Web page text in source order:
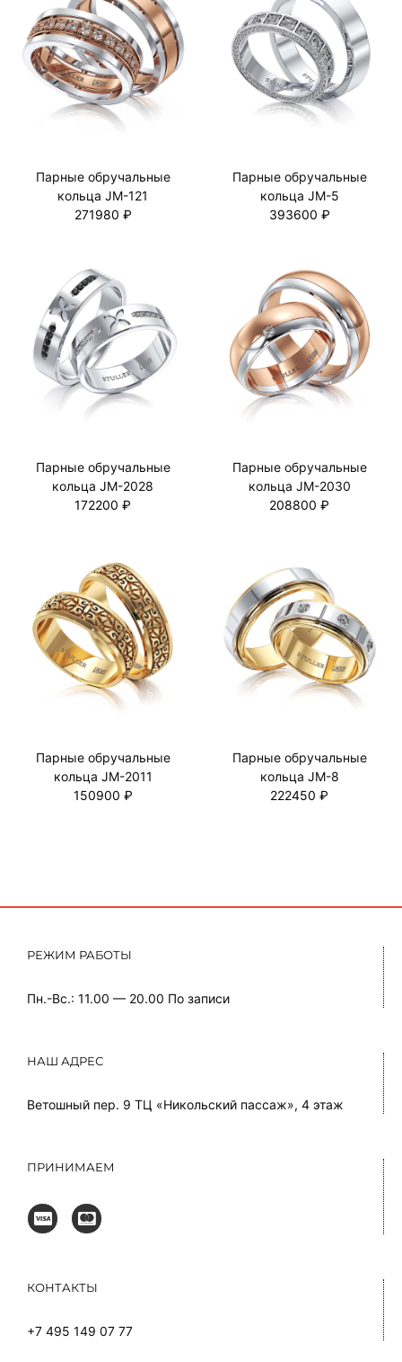
Парные обручальные
кольца JM-121
271980 ₽
Парные обручальные
кольца JM-5
393600 ₽
Парные обручальные
кольца JM-2028
172200 ₽
Парные обручальные
кольца JM-2030
208800 ₽
Парные обручальные
кольца JM-2011
150900 ₽
Парные обручальные
кольца JM-8
222450 ₽
РЕЖИМ РАБОТЫ
Пн.-Вс.: 11.00 — 20.00 По записи
НАШ АДРЕС
Ветошный пер. 9 ТЦ «Никольский пассаж», 4 этаж
ПРИНИМАЕМ
КОНТАКТЫ
+7 495 149 07 77